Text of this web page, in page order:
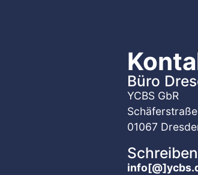
Büro
YCBS GbR
Schäferstraße
01067